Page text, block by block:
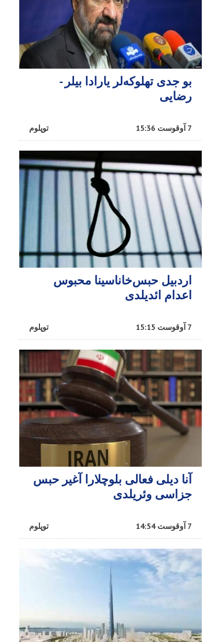
بو جدی تهلوکه‌لر یارادا بیلر -
رضایی
توپلوم 7 آوقوست 15:36
اردبیل حبس‌خاناسینا محبوس
اعدام ائدیلدی
توپلوم 7 آوقوست 15:15
آنا دیلی فعالی بلوچلارا آغیر حبس
جزاسی وئریلدی
توپلوم 7 آوقوست 14:54